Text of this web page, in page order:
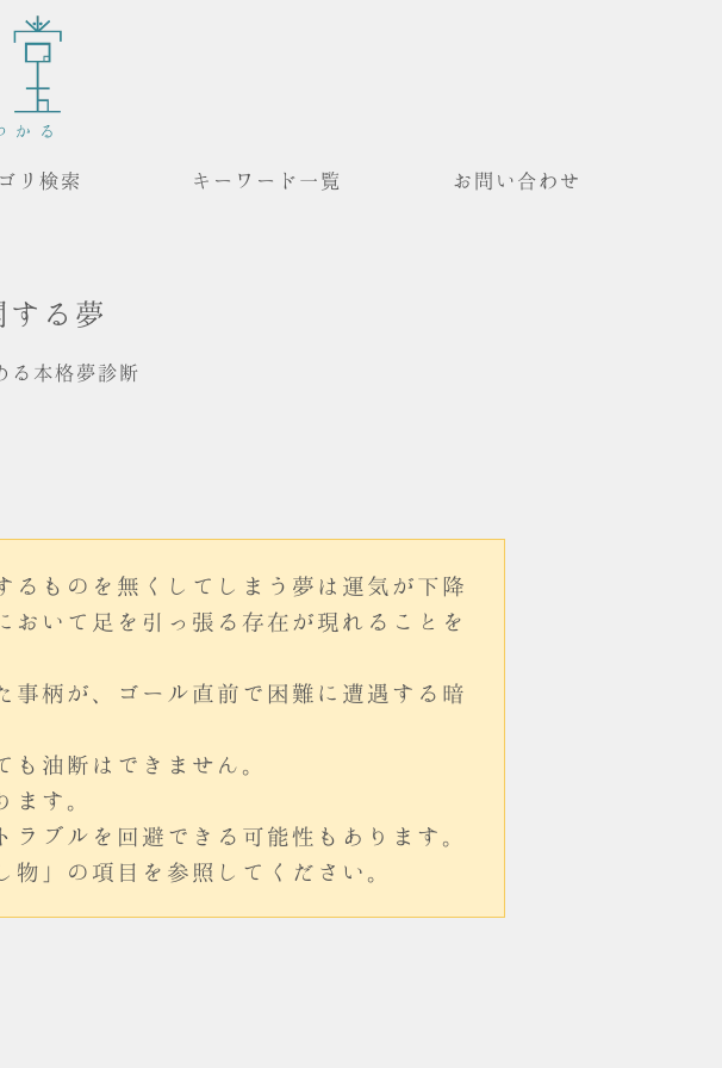
かる
リ検索 キーワード一覧 お問い合わせ
する夢
本格夢診断
るものを無くしてしまう夢は運気が下降
いて足を引っ張る存在が現れることを
事柄が、ゴール直前で困難に遭遇する暗
油断はできません。
ます。
ブルを回避できる可能性もあります。
」の項目を参照してください。